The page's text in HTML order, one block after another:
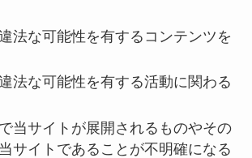
法な可能性を有するコンテンツを
法な可能性を有する活動に関わる
当サイトが展開されるものやその
サイトであることが不明確になる